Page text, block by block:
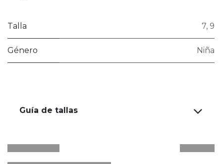
Talla 7, 9
Género Niña
Guía de tallas